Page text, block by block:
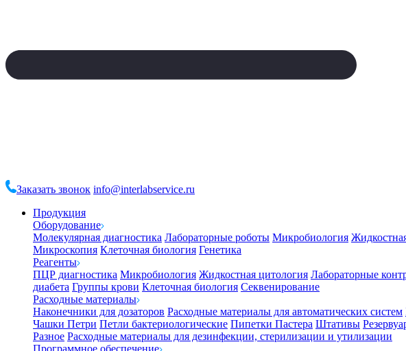
Заказать звонок info@interlabservice.ru
Продукция
Оборудование
Молекулярная диагностика Лабораторные роботы Микробиология
Микроскопия Клеточная биология Генетика
Реагенты
ПЦР диагностика Микробиология Жидкостная цитология Лабораторные
диабета Группы крови Клеточная биология Секвенирование
Расходные материалы
Наконечники для дозаторов Расходные материалы для автоматических систем
Чашки Петри Петли бактериологические Пипетки Пастера Штативы
Разное Расходные материалы для дезинфекции, стерилизации и утилизации
Программное обеспечение